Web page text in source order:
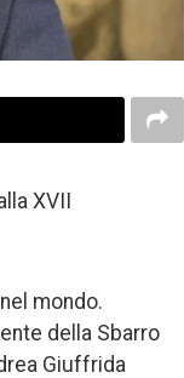
XVII
mondo.
della Sbarro
Giuffrida